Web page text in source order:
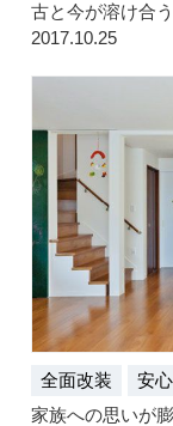
古と今が溶け合
2017.10.25
全面改装 安
家族への思いが